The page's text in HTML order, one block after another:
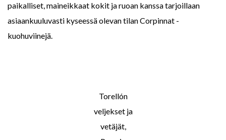
paikalliset, maineikkaat kokit ja ruoan kanssa tarjoillaan
asiaankuuluvasti kyseessä olevan tilan Corpinnat -
kuohuviinejä.
Torellón
veljekset ja
vetäjät,